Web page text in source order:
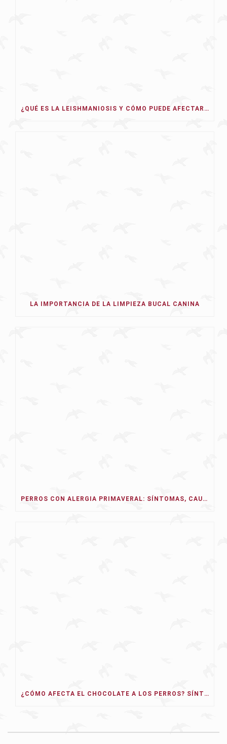
¿QUÉ ES LA LEISHMANIOSIS Y CÓMO PUEDE AFECTAR A NUESTRO PERRO EN 2026?
LA IMPORTANCIA DE LA LIMPIEZA BUCAL CANINA
PERROS CON ALERGIA PRIMAVERAL: SÍNTOMAS, CAUSAS Y TRATAMIENTO
¿CÓMO AFECTA EL CHOCOLATE A LOS PERROS? SÍNTOMAS, TIPOS Y QUÉ HACER